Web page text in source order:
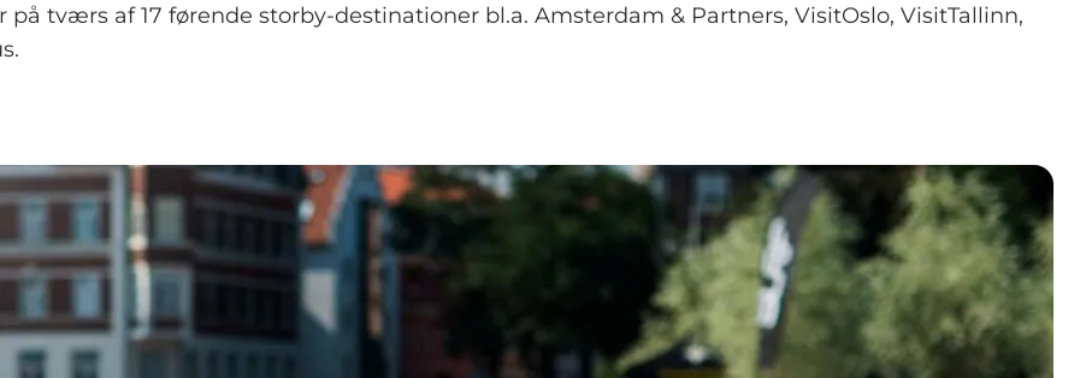
tværs af 17 førende storby-destinationer bl.a. Amsterdam & Partners, VisitOslo, VisitTallinn,